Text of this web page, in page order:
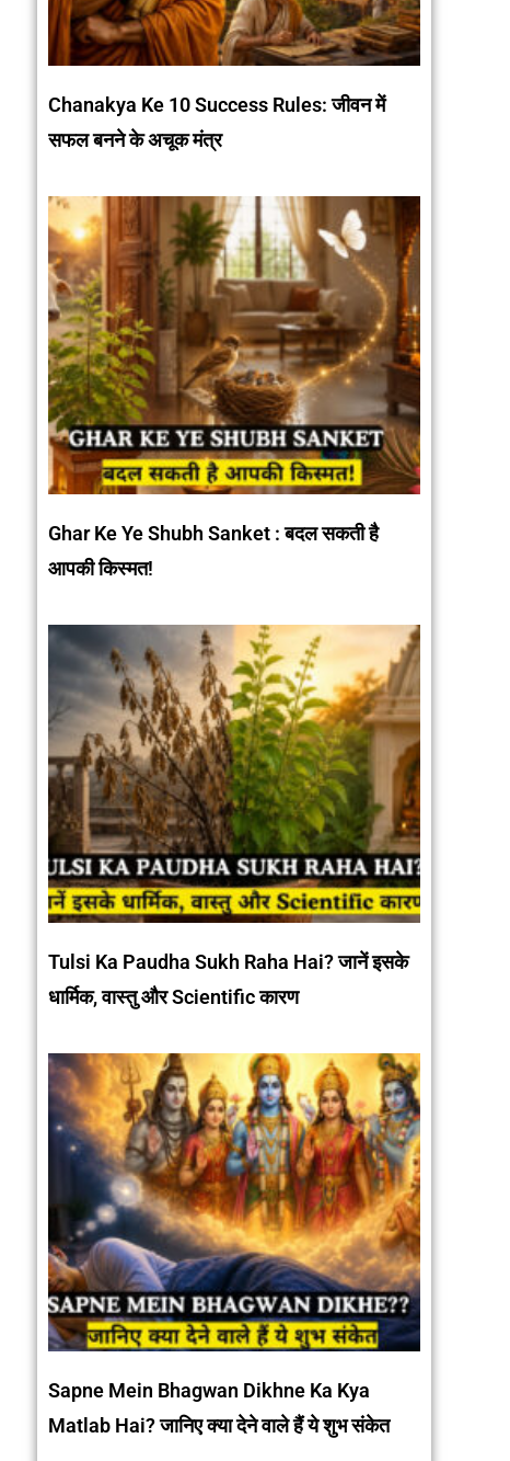
Chanakya Ke 10 Success Rules: जीवन में
सफल बनने के अचूक मंत्र
Ghar Ke Ye Shubh Sanket : बदल सकती है
आपकी किस्मत!
Tulsi Ka Paudha Sukh Raha Hai? जानें इसके
धार्मिक, वास्तु और Scientific कारण
Sapne Mein Bhagwan Dikhne Ka Kya
Matlab Hai? जानिए क्या देने वाले हैं ये शुभ संकेत